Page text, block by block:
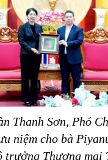
Thanh Sơn, Phó
niệm cho bà
trưởng Thương mại